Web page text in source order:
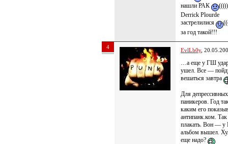
нашли РАК
Derrick Plourde
застрелилися
за год такой!!!
4 EvlLb0y,
…а еще у ГШ
ушел. Все —
вешаться завтра
Для депрессивных
паникеров. Год
каким его
антипанк.ком. Так
плакать. Вон —
альбом вышел.
еще надо?